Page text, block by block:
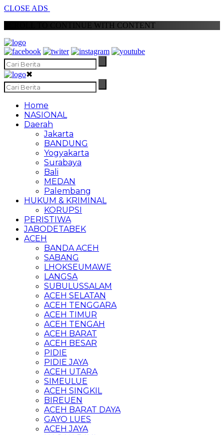
CLOSE ADS
SCROLL TO CONTINUE WITH CONTENT
✖
Home
NASIONAL
Daerah
Jakarta
BANDUNG
Yogyakarta
Surabaya
Bali
MEDAN
Palembang
HUKUM & KRIMINAL
KORUPSI
PERISTIWA
JABODETABEK
ACEH
BANDA ACEH
SABANG
LHOKSEUMAWE
LANGSA
SUBULUSSALAM
ACEH SELATAN
ACEH TENGGARA
ACEH TIMUR
ACEH TENGAH
ACEH BARAT
ACEH BESAR
PIDIE
PIDIE JAYA
ACEH UTARA
SIMEULUE
ACEH SINGKIL
BIREUEN
ACEH BARAT DAYA
GAYO LUES
ACEH JAYA